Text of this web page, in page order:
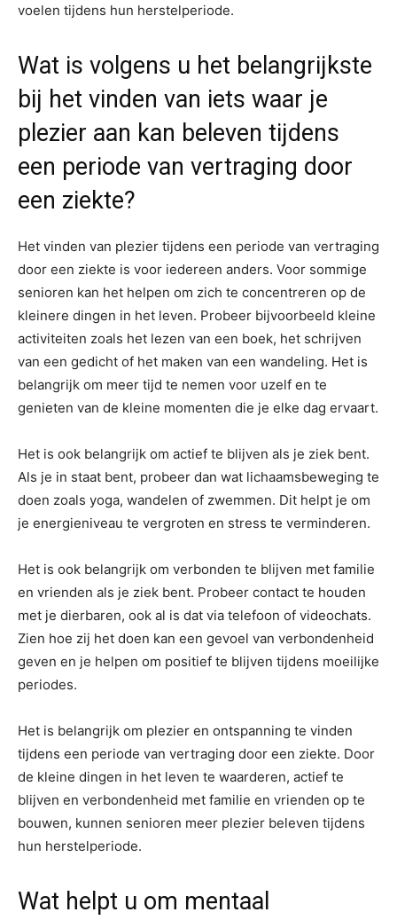
voelen tijdens hun herstelperiode.
Wat is volgens u het belangrijkste
bij het vinden van iets waar je
plezier aan kan beleven tijdens
een periode van vertraging door
een ziekte?
Het vinden van plezier tijdens een periode van vertraging
door een ziekte is voor iedereen anders. Voor sommige
senioren kan het helpen om zich te concentreren op de
kleinere dingen in het leven. Probeer bijvoorbeeld kleine
activiteiten zoals het lezen van een boek, het schrijven
van een gedicht of het maken van een wandeling. Het is
belangrijk om meer tijd te nemen voor uzelf en te
genieten van de kleine momenten die je elke dag ervaart.
Het is ook belangrijk om actief te blijven als je ziek bent.
Als je in staat bent, probeer dan wat lichaamsbeweging te
doen zoals yoga, wandelen of zwemmen. Dit helpt je om
je energieniveau te vergroten en stress te verminderen.
Het is ook belangrijk om verbonden te blijven met familie
en vrienden als je ziek bent. Probeer contact te houden
met je dierbaren, ook al is dat via telefoon of videochats.
Zien hoe zij het doen kan een gevoel van verbondenheid
geven en je helpen om positief te blijven tijdens moeilijke
periodes.
Het is belangrijk om plezier en ontspanning te vinden
tijdens een periode van vertraging door een ziekte. Door
de kleine dingen in het leven te waarderen, actief te
blijven en verbondenheid met familie en vrienden op te
bouwen, kunnen senioren meer plezier beleven tijdens
hun herstelperiode.
Wat helpt u om mentaal